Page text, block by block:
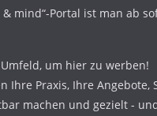
mind“-Portal ist man ab
um hier zu werben!
Ihre Praxis, Ihre Angebote,
machen und gezielt -